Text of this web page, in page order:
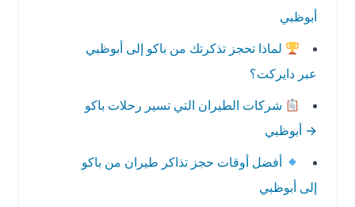
أبوظبي
لماذا تحجز تذكرتك من باكو إلى أبوظبي
عبر دايركت؟
شركات الطيران التي تسير رحلات باكو
→ أبوظبي
أفضل أوقات حجز تذاكر طيران من باكو
إلى أبوظبي